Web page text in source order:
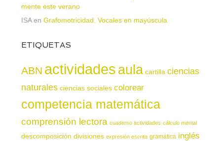
mente este verano
ISAen Grafomotricidad. Vocales en mayúscula
ETIQUETAS
ABN actividadesaula cartilla ciencias
naturales ciencias sociales colorear
competencia matemática
comprensión lectora cuaderno actividades cálculo mental
descomposición divisiones expresión escrita gramática inglés